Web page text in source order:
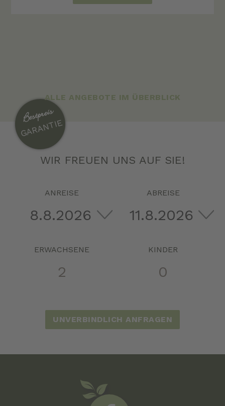
ALLE ANGEBOTE IM ÜBERBLICK
Bestpreis
GARANTIE
WIR FREUEN UNS AUF SIE!
ANREISE ABREISE
ERWACHSENE KINDER
UNVERBINDLICH ANFRAGEN